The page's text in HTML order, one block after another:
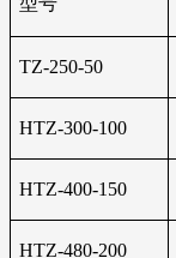
TZ-250-50
HTZ-300-100
HTZ-400-150
HTZ-480-200